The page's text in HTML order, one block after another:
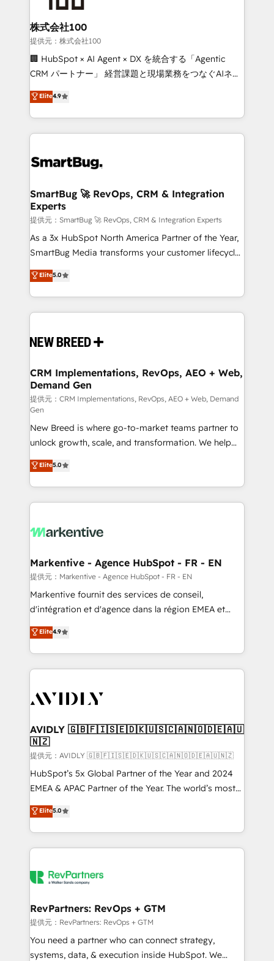
and build AI-powered workflows that drive adoption
from week one, in your time zone. What we do ➤
Onboarding: Live in weeks, with workflows built
around your business, not a template. ➤ Migration:
Move from any legacy CRM. Zero downtime, full data
run your revenue process. Sales, marketing, and
service wired together. ➤ AI and Integrations: Layer
tune-ups, feature rollouts, adoption coaching. Buying
HubSpot, switching to it, or reviving a stale portal?
We are built for the work.
株式会社100
提供元：株式会社100
🏢 HubSpot × AI Agent × DX を統合する「Agentic
CRM パートナー」 経営課題と現場業務をつなぐAIネイ
ティブ・エージェンシーとして、HubSpot Eliteの実装
力で顧客フロント業務を再設計します。 💡 100inc は何
をする会社か？ HubSpotを共通基盤に、AIエージェン
トを組み込んだ顧客フロント業務（マーケティング・営
ィブ・エージェンシーです。事業部・グループ会社・部
を、CRMを軸とした全社共通基盤に再構築します。意
思決定者・PMO・現場担当者に並走します。 1️⃣
HubSpot導入・活用支援 顧客データの一元化から、
GTMの見える化・自動化まで。全Hub統合運用、デー
タ品質設計、グループ横断のCRM統合に対応します。
の一部をAIが自律実行する組織への移行を設計・実装。
Breeze・Claude等をHubSpotと連携させ、役割定義・
革を、構想から実装・定着までPMOとして主導。「設
の統合・浸透・変革管理を実行します。 ▸ CMS戦略設
計・構築：リード獲得・CVR・SEOを前提にした情報設
計・導線設計・テンプレート設計をContent Hubで一体
提供。 ▸ 既存CRM・MAからの移行支援：Salesforce・
Marketo・Pardot等からの移行、カスタム設計、履歴
データ移行と活用設計まで。 ▸ AEO対応：ChatGPT・
ンツとサイト構造を最適化。 🏆 なぜ100incを選ぶの
か？ ✓ HubSpot Eliteパートナー認定 ✓ HubSpotアワ
ード受賞・HUGリーダー ✓ ISO27001:2022 /
HubSpot大百科 出版 CRM・AI活用に関するご相談、現
せください。
Elite4.9
SmartBug 🚀 RevOps, CRM & Integration
Experts
提供元：SmartBug 🚀 RevOps, CRM & Integration Experts
As a 3x HubSpot North America Partner of the Year,
SmartBug Media transforms your customer lifecycle
into a revenue engine. Our unified ecosystem
includes specialized divisions Globalia (AI &
Software) and Point Success Media (Paid Media),
making this the official home for all three brands. 🔄
and system integrations powered by Globalia’s
trainers to drive platform adoption. 📈 Revenue
Generation - Full-funnel marketing and high-
performance advertising via Point Success Media. -
Expert deployment of Breeze AI and custom agents
to automate growth. 🏆 Elite Excellence - 8 platform
accreditations and deep HIPAA-compliance
expertise. - A team of 250+ experts dedicated to
your resilient growth.
Elite5.0
CRM Implementations, RevOps, AEO + Web,
Demand Gen
提供元：CRM Implementations, RevOps, AEO + Web, Demand
Gen
New Breed is where go-to-market teams partner to
unlock growth, scale, and transformation. We help
companies activate HubSpot’s AI-powered
customer platform and operationalize HubSpot’s
Loop Marketing framework through expert-led
services, smart agents, and purpose-built apps,
results, fast. ⚙️CRM & RevOps: Align all Hubs to your
🎯Demand Gen & ABM: Drive pipeline with inbound,
ABM, AEO, SEO, & paid media. 👩‍💻Web Design:
Build high-performing websites with UX, messaging,
& conversion strategy that drive results. 🤖AI
AI, & maximize AEO with tailored AI services. 🧩
Integrations: Extend HubSpot with custom
Elite5.0
Markentive - Agence HubSpot - FR - EN
提供元：Markentive - Agence HubSpot - FR - EN
Markentive fournit des services de conseil,
d'intégration et d'agence dans la région EMEA et
North America. Avec plus de 115 experts en
marketing automation, Growth, Revops, CRM et
webdesign. Markentive is both a consulting firm, a
digital agency and an integrator. With over 115
CRM and webdesign (We focus on EMEA - USA
Elite4.9
AVIDLY 🇬🇧🇫🇮🇸🇪🇩🇰🇺🇸🇨🇦🇳🇴🇩🇪🇦🇺
🇳🇿
提供元：AVIDLY 🇬🇧🇫🇮🇸🇪🇩🇰🇺🇸🇨🇦🇳🇴🇩🇪🇦🇺🇳🇿
HubSpot’s 5x Global Partner of the Year and 2024
EMEA & APAC Partner of the Year. The world’s most
experienced and fully accredited HubSpot Solutions
Partner. 🚀 With 2,750+ HubSpot projects delivered
and 370+ specialists across EMEA, APAC and NAM,
we de-risk complex CRM programmes and
multi-region migrations to AI-powered automation,
scale. 🏆 HubSpot’s CEO called us “the partner of the
future.” Others agree it is proof of trust built through
measurable impact.
Elite5.0
RevPartners: RevOps + GTM
提供元：RevPartners: RevOps + GTM
You need a partner who can connect strategy,
systems, data, & execution inside HubSpot. We